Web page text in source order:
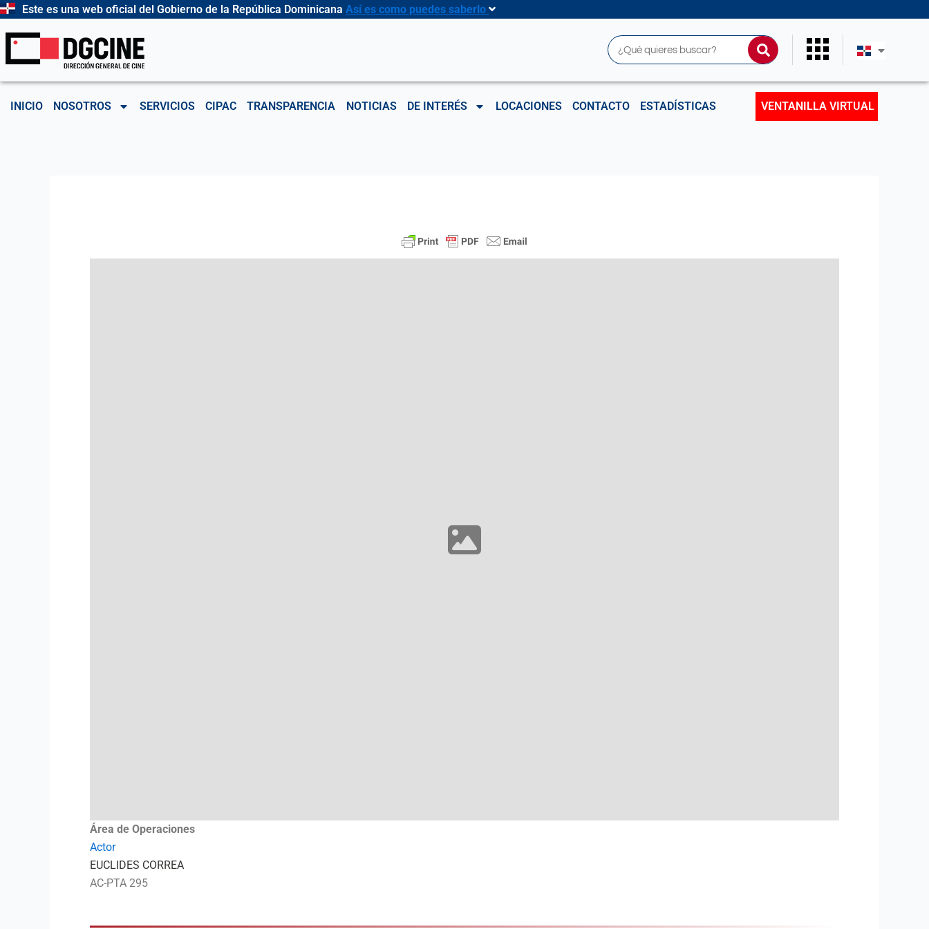
Ir
contenido
Este es una web oficial del Gobierno de la República Dominicana Así es como puedes saberlo
Buscar
INICIO NOSOTROS SERVICIOS CIPAC TRANSPARENCIA NOTICIAS DE INTERÉS LOCACIONES CONTACTO ESTADÍSTICAS VENTANILLA VIRTUAL
Área de Operaciones
Actor
EUCLIDES CORREA
AC-PTA 295